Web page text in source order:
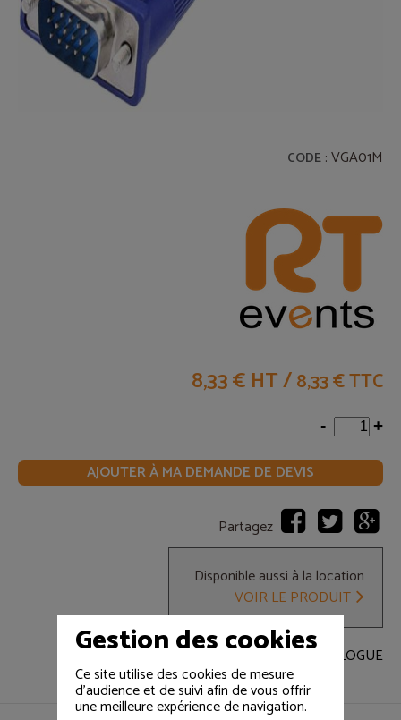
CODE : VGA01M
8,33 € HT/8,33 € TTC
- +
AJOUTER À MA DEMANDE DE DEVIS
Partagez
Disponible aussi à la location
VOIR LE PRODUIT
RETOUR AU CATALOGUE
Gestion des cookies
Ce site utilise des cookies de mesure
d'audience et de suivi afin de vous offrir
une meilleure expérience de navigation.